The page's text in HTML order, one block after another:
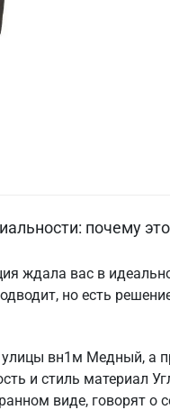
почему
ждала вас в
но есть
вн1м Медный, а
и стиль материал
виде, говорят